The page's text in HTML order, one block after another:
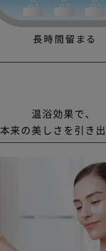
温浴効果で、
本来の美しさを引き出